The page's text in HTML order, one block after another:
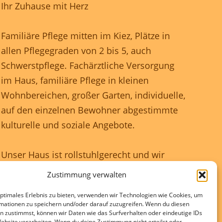
Zustimmung verwalten
Erlebnis zu bieten, verwenden wir Technologien wie Cookies, um
zu speichern und/oder darauf zuzugreifen. Wenn du diesen
zustimmst, können wir Daten wie das Surfverhalten oder eindeutige IDs
Ihr Zuhause mit Herz
Familiäre Pflege mitten im Kiez, Plätze in
allen Pflegegraden von 2 bis 5, auch
Schwerstpflege. Fachärztliche Versorgung
im Haus, familiäre Pflege in kleinen
Wohnbereichen, großer Garten, individuelle,
auf den einzelnen Bewohner abgestimmte
kulturelle und soziale Angebote.
Unser Haus ist rollstuhlgerecht und wir
gewährleisten eine 24 Stunden rundum
Kontakte und Beratung individuell und